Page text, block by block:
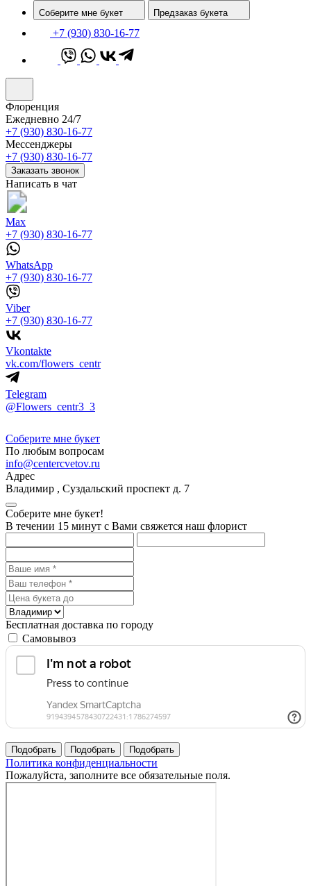
Соберите мне букет Предзаказ букета
+7 (930) 830-16-77
Флоренция
Ежедневно 24/7
+7 (930) 830-16-77
Мессенджеры
+7 (930) 830-16-77
Заказать звонок
Написать в чат
Max
+7 (930) 830-16-77
WhatsApp
+7 (930) 830-16-77
Viber
+7 (930) 830-16-77
Vkontakte
vk.com/flowers_centr
Telegram
@Flowers_centr3_3
Соберите мне букет
По любым вопросам
info@centercvetov.ru
Адрес
Владимир , Суздальский проспект д. 7
Соберите мне букет!
В течении 15 минут с Вами свяжется наш флорист
Бесплатная доставка по городу
Самовывоз
Политика конфиденциальности
Пожалуйста, заполните все обязательные поля.